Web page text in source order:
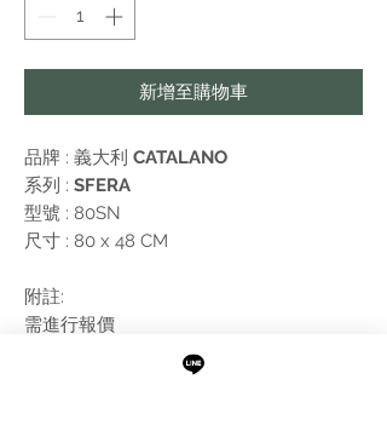
新增至購物車
品牌 : 義大利 CATALANO
系列 : SFERA
型號 : 80SN
尺寸 : 80 x 48 CM
附註:
需進行報價
無開孔版本，下訂後需電洽確認開孔事宜